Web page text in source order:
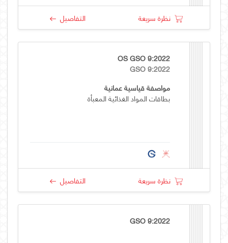
نظرة سريعة التفاصيل
OS GSO 9:2022
GSO 9:2022
مواصفة قياسية عمانية
بطاقات المواد الغذائية المعبأة
نظرة سريعة التفاصيل
GSO 9:2022